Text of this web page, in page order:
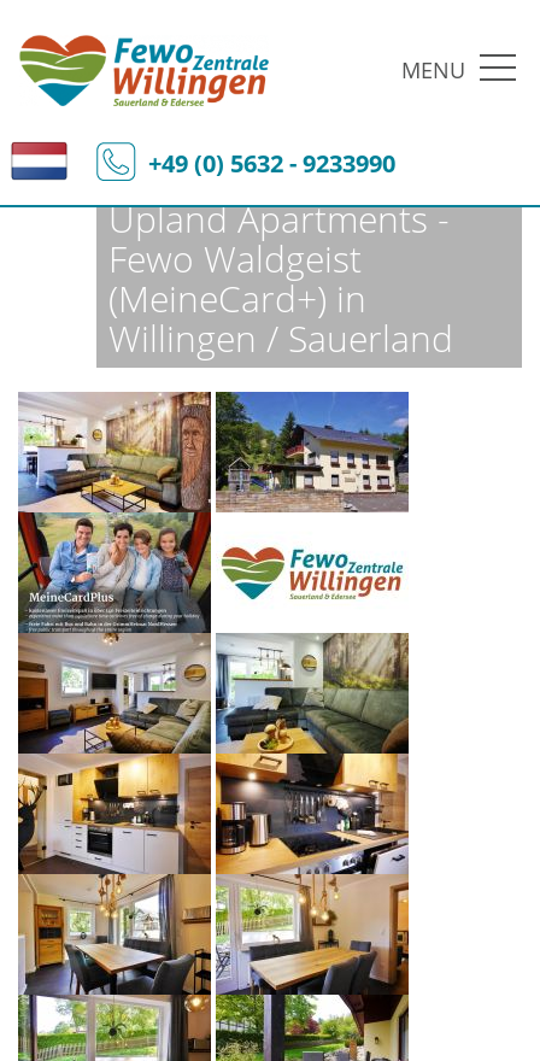
MENU
+49 (0) 5632 - 9233990
Fewo-Zentrale Willingen Ferienobjekte Fewo-Details
Upland Apartments -
Fewo Waldgeist
(MeineCard+) in
Willingen / Sauerland